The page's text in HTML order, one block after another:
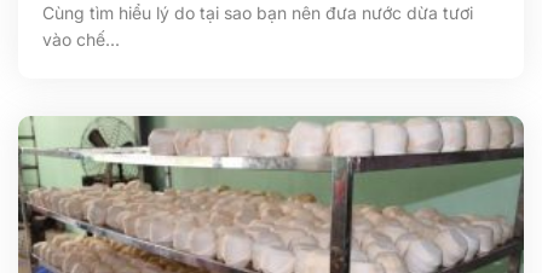
Cùng tìm hiểu lý do tại sao bạn nên đưa nước dừa tươi
vào chế...